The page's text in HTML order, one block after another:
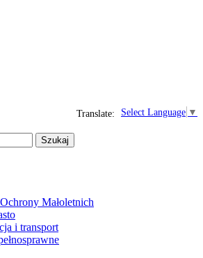
Select Language ▼
Translate:
Szukaj
Małoletnich
i transport